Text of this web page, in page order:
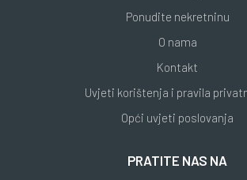
Ponudite nekretninu
O nama
Kontakt
Uvjeti korištenja i pravila
Opći uvjeti poslovanja
PRATITE NAS NA